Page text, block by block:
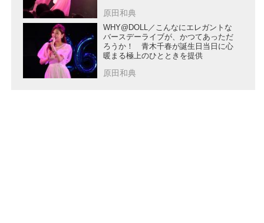
原田和典
WHY@DOLL／こんなにエレガントな
バースデーライブが、かつてあっただ
ろうか！ 青木千春が誕生日当日に心
暖まる極上のひとときを提供
原田和典